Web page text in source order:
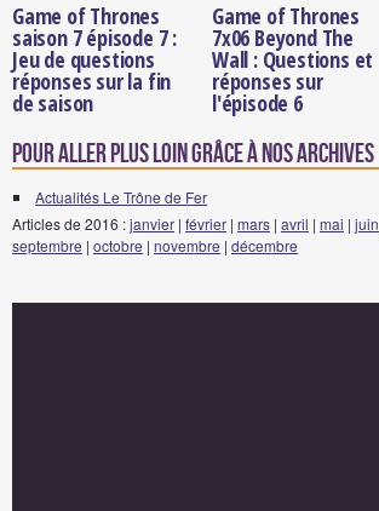
Game of Thrones
saison 7 épisode 7 :
Jeu de questions
réponses sur la fin
de saison
Game of Thrones
7x06 Beyond The
Wall : Questions et
réponses sur
l'épisode 6
Pour aller plus loin grâce à nos archives
Actualités Le Trône de Fer
Articles de 2016 :janvier | février | mars | avril | mai | juin
septembre | octobre | novembre | décembre